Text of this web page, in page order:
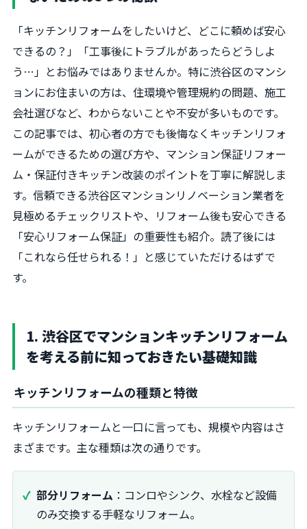
「キッチンリフォームをしたいけど、どこに頼めば安心
できるの？」「工事後にトラブルがあったらどうしよ
う…」とお悩みではありませんか。特に渋谷区のマンシ
ョンにお住まいの方は、住環境や管理規約の問題、施工
会社選びなど、わからないことや不安が多いものです。
この記事では、初心者の方でも後悔なくキッチンリフォ
ームができるための選び方や、マンション保証リフォー
ム・保証付きキッチン改装のポイントを丁寧に解説しま
す。信頼できる渋谷区マンションリノベーション業者を
見極めるチェックリストや、リフォーム後も安心できる
「安心リフォーム保証」の重要性も紹介。読了後には
「これなら任せられる！」と感じていただけるはずで
す。
1. 渋谷区でマンションキッチンリフォーム
を考える前に知っておきたい基礎知識
キッチンリフォームの種類と特徴
キッチンリフォームと一口に言っても、規模や内容はさ
まざまです。主な種類は次の通りです。
部分リフォーム ：コンロやシンク、水栓など設備
のみ交換する手軽なリフォーム。